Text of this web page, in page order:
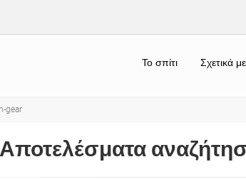
Το σπίτι Σχετικά
gear
Αποτελέσματα